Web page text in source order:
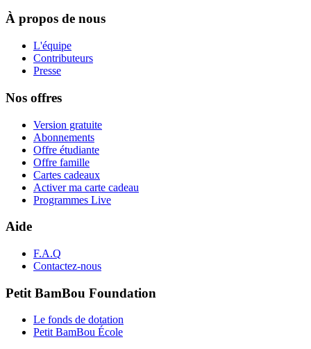
À propos de nous
L'équipe
Contributeurs
Presse
Nos offres
Version gratuite
Abonnements
Offre étudiante
Offre famille
Cartes cadeaux
Activer ma carte cadeau
Programmes Live
Aide
F.A.Q
Contactez-nous
Petit BamBou Foundation
Le fonds de dotation
Petit BamBou École